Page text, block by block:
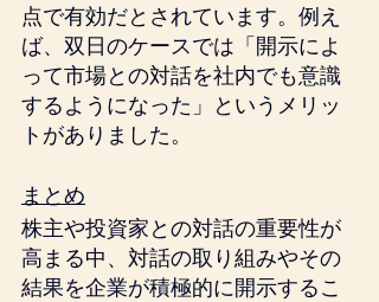
点で有効だとされています。例え
ば、双日のケースでは「開示によ
って市場との対話を社内でも意識
するようになった」というメリッ
トがありました。
まとめ
株主や投資家との対話の重要性が
高まる中、対話の取り組みやその
結果を企業が積極的に開示するこ